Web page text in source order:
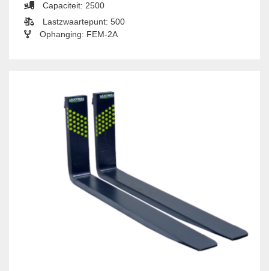
Capaciteit: 2500
Lastzwaartepunt: 500
Ophanging: FEM-2A